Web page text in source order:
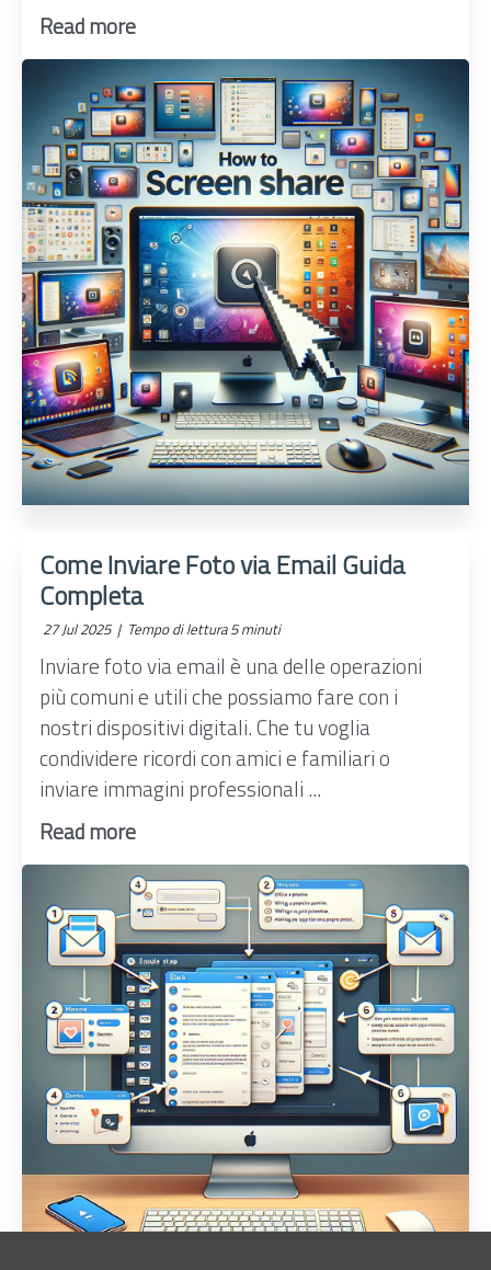
Read more
Come Inviare Foto via Email Guida
Completa
27 Jul 2025 | Tempo di lettura 5 minuti
Inviare foto via email è una delle operazioni
più comuni e utili che possiamo fare con i
nostri dispositivi digitali. Che tu voglia
condividere ricordi con amici e familiari o
inviare immagini professionali ...
Read more